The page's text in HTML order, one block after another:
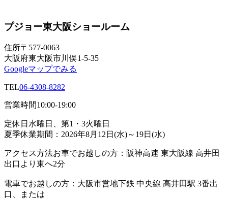
プジョー東大阪ショールーム
住所〒577-0063
大阪府東大阪市川俣1-5-35
Googleマップでみる
TEL06-4308-8282
営業時間10:00-19:00
定休日 水曜日、第1・3火曜日
夏季休業期間：2026年8月12日(水)～19日(水)
アクセス方法お車でお越しの方：阪神高速 東大阪線 高井田
出口より東へ2分
電車でお越しの方：大阪市営地下鉄 中央線 高井田駅 3番出
口、または